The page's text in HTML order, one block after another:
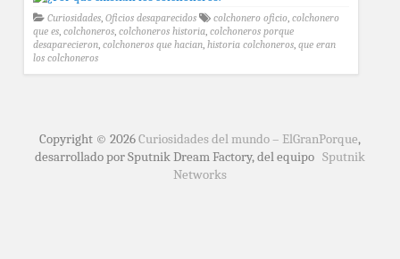
Curiosidades, Oficios desaparecidos colchonero oficio, colchonero
que es, colchoneros, colchoneros historia, colchoneros porque
desaparecieron, colchoneros que hacian, historia colchoneros, que eran
los colchoneros
Copyright © 2026Curiosidades del mundo – ElGranPorque,
desarrollado por Sputnik Dream Factory, del equipo Sputnik
Networks